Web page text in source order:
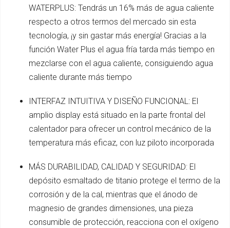
WATERPLUS: Tendrás un 16% más de agua caliente
respecto a otros termos del mercado sin esta
tecnología, ¡y sin gastar más energía! Gracias a la
función Water Plus el agua fría tarda más tiempo en
mezclarse con el agua caliente, consiguiendo agua
caliente durante más tiempo
INTERFAZ INTUITIVA Y DISEÑO FUNCIONAL: El
amplio display está situado en la parte frontal del
calentador para ofrecer un control mecánico de la
temperatura más eficaz, con luz piloto incorporada
MÁS DURABILIDAD, CALIDAD Y SEGURIDAD: El
depósito esmaltado de titanio protege el termo de la
corrosión y de la cal, mientras que el ánodo de
magnesio de grandes dimensiones, una pieza
consumible de protección, reacciona con el oxígeno